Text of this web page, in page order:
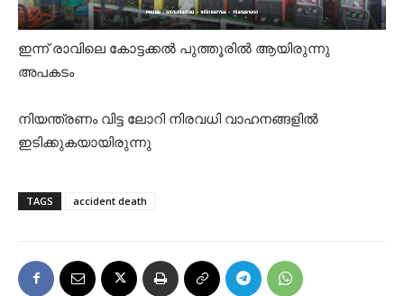
ഇന്ന് രാവിലെ കോട്ടക്കൽ പുത്തൂരിൽ ആയിരുന്നു
അപകടം
നിയന്ത്രണം വിട്ട ലോറി നിരവധി വാഹനങ്ങളിൽ
ഇടിക്കുകയായിരുന്നു
TAGS accident death